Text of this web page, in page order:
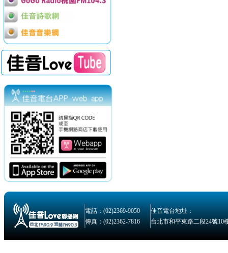
電話：(02)2369-9050
佳音電台地址：
傳真：(02)2362-7816
台北市和平東路二段24號10